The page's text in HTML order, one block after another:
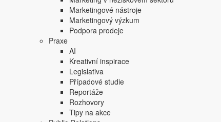
Marketingové nástroje
Marketingový výzkum
Podpora prodeje
Praxe
AI
Kreativní inspirace
Legislativa
Případové studie
Reportáže
Rozhovory
Tipy na akce